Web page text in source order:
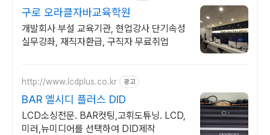
구로 오라클자바교육학원
개발회사 부설 교육기관, 현업강사 단기속성
실무강좌, 재직자환급, 구직자 무료취업
http://www.lcdplus.co.kr 광고
BAR 엘시디 플러스 DID
LCD소싱전문. BAR컷팅,고휘도튜닝. LCD,
미러,뉴미디어를 선택하여 DID제작